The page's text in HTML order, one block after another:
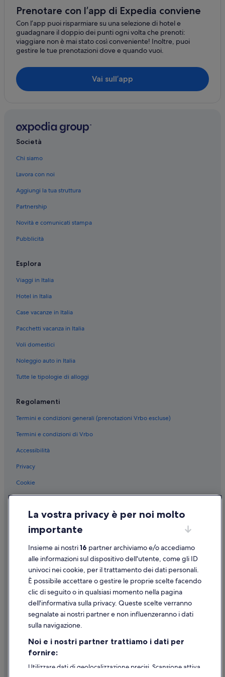
Chiesa di Gospe van Grada: hotel nelle vicinanze
Brodarica: hotel
Regione di Sebenico e Tenin: hotel
Raslina: hotel
Prvić Luka: hotel
Scardona: hotel
Sirma: hotel a 5 stelle
Vodizze: hotel a 4 stelle
Vodizze: hotel a 3 stelle
Sebenico: hotel a 5 stelle
Raslina
Široke
Prgomet
Pokrovnik
Jadrija
Podumci
Prenotare con l’app di Expedia conviene
Con l’app puoi risparmiare su una selezione di hotel e
guadagnare il doppio dei punti ogni volta che prenoti:
viaggiare non è mai stato così conveniente! Inoltre, puoi
gestire le tue prenotazioni dove e quando vuoi.
Vai sull’app
Società
Chi siamo
Lavora con noi
Aggiungi la tua struttura
Partnership
Novità e comunicati stampa
Pubblicità
Esplora
Viaggi in Italia
Hotel in Italia
Case vacanze in Italia
Pacchetti vacanza in Italia
Voli domestici
Noleggio auto in Italia
Tutte le tipologie di alloggi
Regolamenti
Termini e condizioni generali (prenotazioni Vrbo escluse)
Termini e condizioni di Vrbo
Accessibilità
Privacy
Cookie
Informazioni legali/Contatti
Linee guida sui contenuti e segnalazione dei contenuti
Supporto
Assistenza clienti
Contattaci
Come cancellare un volo
Come modificare la prenotazione di un hotel o una casa vacanze
Utilizzare un coupon Expedia
Documenti per i viaggi internazionali
La vostra privacy è per noi molto
importante
Insieme ai nostri16 partner archiviamo e/o accediamo
alle informazioni sul dispositivo dell'utente, come gli ID
univoci nei cookie, per il trattamento dei dati personali.
È possibile accettare o gestire le proprie scelte facendo
clic di seguito o in qualsiasi momento nella pagina
dell'informativa sulla privacy. Queste scelte verranno
segnalate ai nostri partner e non influenzeranno i dati
sulla navigazione.
Noi e i nostri partner trattiamo i dati per
fornire:
Utilizzare dati di geolocalizzazione precisi. Scansione attiva